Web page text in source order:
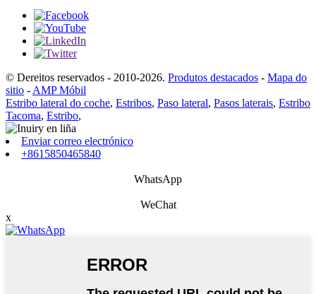
© Dereitos reservados - 2010-2026. Produtos destacados - Mapa do
sitio - AMP Móbil
Estribo lateral do coche, Estribos, Paso lateral, Pasos laterais, Estribo
Tacoma, Estribo,
Enviar correo electrónico
+8615850465840
WhatsApp
WeChat
x